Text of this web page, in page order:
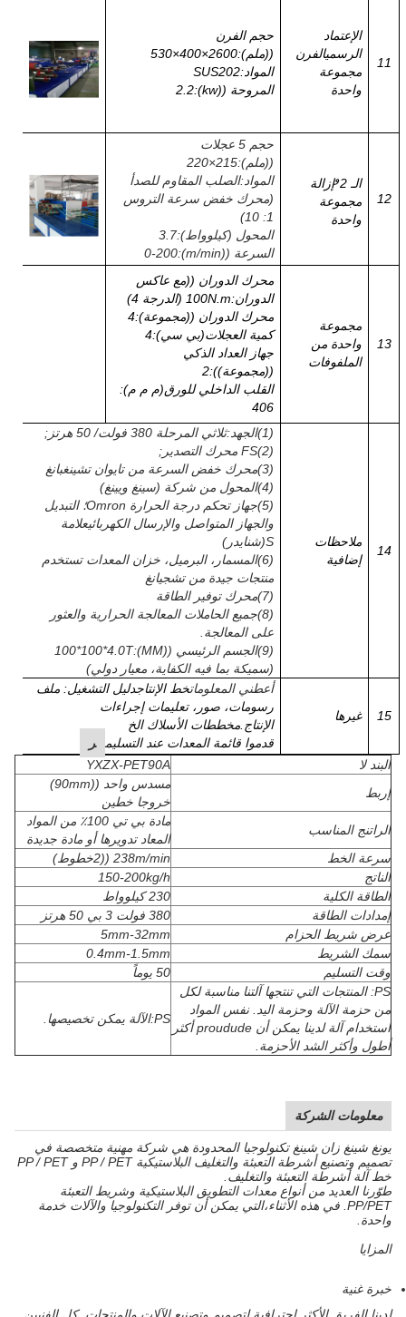
11
الإعتماد
الرسميالفرن
مجموعة
واحدة
حجم الفرن
((ملم):
2600
×
400
×
530
المواد:
SUS202
المروحة ((kw)
:
2.2
12
الـ 2 وإزالة
مجموعة
واحدة
حجم 5 عجلات
((ملم):
215
×
220
المواد:الصلب المقاوم للصدأ
(محرك خفض سرعة التروس
1: 10)
المحول (كيلوواط):
3.7
السرعة ((m/min)
:
0-200
13
مجموعة
واحدة من
الملفوفات
محرك الدوران ((مع عاكس
الدوران:100N.m (الدرجة 4)
محرك الدوران ((مجموعة):
4
كمية العجلات(بي سي):
4
جهاز العداد الذكي
((مجموعة)):
2
القلب الداخلي للورق(م م م)
:
406
14
ملاحظات
إضافية
(
1
)الجهد:ثلاثي المرحلة 380 فولت/ 50 هرتز
;
(
2
)FS محرك التصدير
;
(
3
)محرك خفض السرعة من تايوان تشينغبانغ
(
4
)المحول من شركة (سينغ ويينغ)
(
5
)
جهاز تحكم درجة الحرارة Omron؛ التبديل
والجهاز المتواصل والإرسال الكهربائيعلامة
S(شنايدر)
(
6
)المسمار، البرميل، خزان المعدات تستخدم
منتجات جيدة من تشجيانغ
(
7
)محرك توفير الطاقة
(
8
)جميع الحاملات المعالجة الحرارية والعثور
على المعالجة.
(
9
)الجسم الرئيسي ((MM) :
100*100*4.0T
(سميكة بما فيه الكفاية، معيار دولي)
15 غيرها
أعطني المعلوماتخط الإنتاجدليل التشغيل: ملف
رسومات، صور، تعليمات إجراءات
الإنتاج.مخططات الأسلاك الخ
قدموا قائمة المعدات عند التسليم
ر
البند لا
YXZX-PET90A
إربط
مسدس واحد ((90mm)
خروجا خطين
الراتنج المناسب
مادة بي تي 100٪ من المواد
المعاد تدويرها أو مادة جديدة
سرعة الخط
238m/min ((2خطوط)
الناتج
150-200kg/h
الطاقة الكلية
230 كيلوواط
إمدادات الطاقة
380 فولت 3 بي 50 هرتز
عرض شريط الحزام
5mm-32mm
سمك الشريط
0.4mm-1.5mm
وقت التسليم
50 يوماً
PS: المنتجات التي تنتجها آلتنا مناسبة لكل
من حزمة الآلة وحزمة اليد. نفس المواد
استخدام آلة لدينا يمكن أن proudude أكثر
أطول وأكثر الشد الأحزمة.
PS:الآلة يمكن تخصيصها.
معلومات الشركة
يونغ شينغ زان شينغ تكنولوجيا المحدودة هي شركة مهنية متخصصة في
تصميم وتصنيع أشرطة التعبئة والتغليف البلاستيكية PP / PET و PP / PET
خط آلة أشرطة التعبئة والتغليف.
طوّرنا العديد من أنواع معدات التطويق البلاستيكية وشريط التعبئة
PP/PET. في هذه الأثناء،التي يمكن أن توفر التكنولوجيا والآلات خدمة
واحدة.
المزايا
خبرة غنية